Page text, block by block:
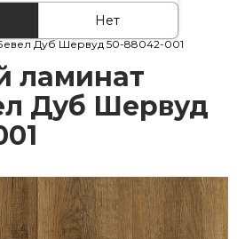
Нет
Кварцевый ламинат
Дуб Шервуд 50-88042-001
ламинат
Дуб Шервуд